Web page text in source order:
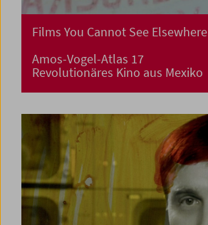
Films You Cannot See Elsewhere
Amos-Vogel-Atlas 17
Revolutionäres Kino aus Mexiko